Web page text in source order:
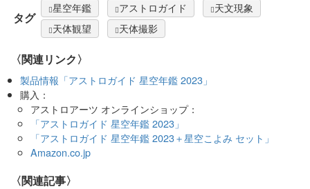
タグ
星空年鑑 アストロガイド
天文現象
天体観望
天体撮影
〈関連リンク〉
製品情報「アストロガイド 星空年鑑 2023」
購入：
アストロアーツ オンラインショップ：
「アストロガイド 星空年鑑 2023」
「アストロガイド 星空年鑑 2023＋星空こよみ セット」
Amazon.co.jp
関連記事